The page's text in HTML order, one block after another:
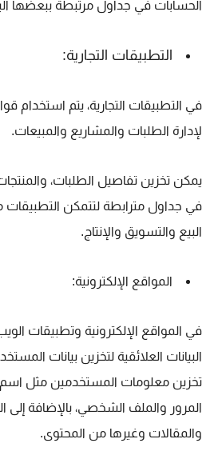
الحسابات في جداول مرتبطة ببعضها
التطبيقات التجارية:
في التطبيقات التجارية، يتم استخدام
لإدارة الطلبات والمشاريع والمبيعات.
يمكن تخزين تفاصيل الطلبات،
في جداول مترابطة لتتمكن التطبيقات
البيع والتسويق والإنتاج.
المواقع الإلكترونية:
في المواقع الإلكترونية وتطبيقات
البيانات العلائقية لتخزين بيانات
تخزين معلومات المستخدمين مثل
المرور والملف الشخصي، بالإضافة إلى
والمقالات وغيرها من المحتوى.